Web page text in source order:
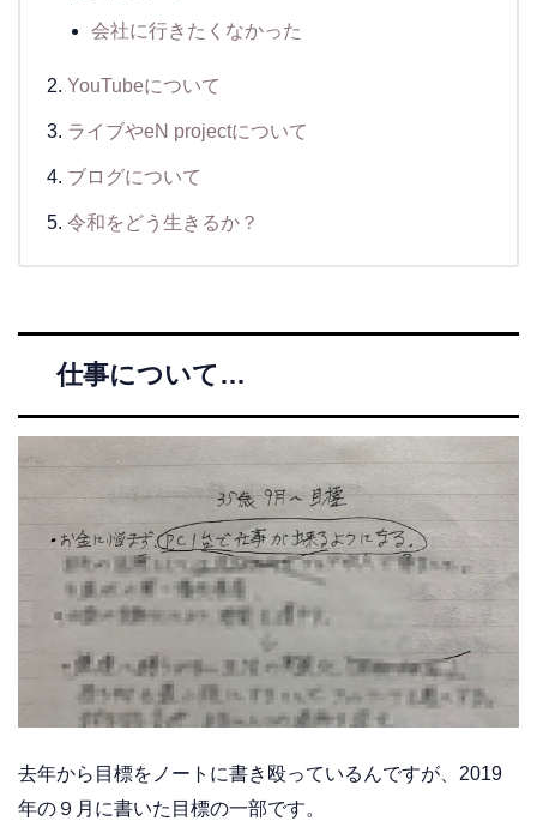
会社に行きたくなかった
YouTubeについて
ライブやeN projectについて
ブログについて
令和をどう生きるか？
仕事について…
去年から目標をノートに書き殴っているんですが、2019
年の９月に書いた目標の一部です。